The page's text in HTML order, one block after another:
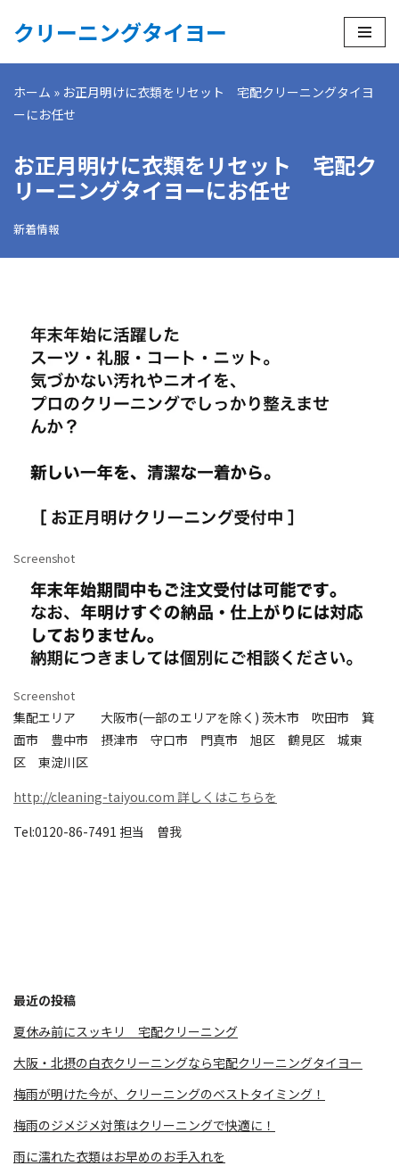
コ
テ
ン
へ
ス
キ
ッ
クリーニングタイヨー
ホーム » お正月明けに衣類をリセット 宅配クリーニングタイヨ
ーにお任せ
お正月明けに衣類をリセット 宅配ク
リーニングタイヨーにお任せ
新着情報
Screenshot
Screenshot
集配エリア 大阪市(一部のエリアを除く) 茨木市 吹田市 箕
面市 豊中市 摂津市 守口市 門真市 旭区 鶴見区 城東
区 東淀川区
http://cleaning-taiyou.com 詳しくはこちらを
Tel:0120-86-7491 担当 曽我
最近の投稿
夏休み前にスッキリ 宅配クリーニング
大阪・北摂の白衣クリーニングなら宅配クリーニングタイヨー
梅雨が明けた今が、クリーニングのベストタイミング！
梅雨のジメジメ対策はクリーニングで快適に！
雨に濡れた衣類はお早めのお手入れを